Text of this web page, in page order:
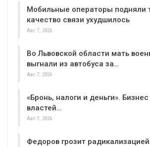
Мобильные операторы подняли
качество связи ухудшилось
Авг 7, 2026
Во Львовской области мать
выгнали из автобуса за…
Авг 7, 2026
«Бронь, налоги и деньги». Бизнес
властей…
Авг 7, 2026
Федоров грозит